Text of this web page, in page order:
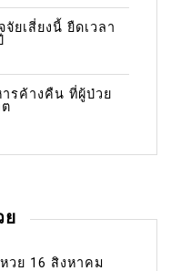
ยเสี่ยงนี้ ยืดเวลา
รค้างคืน ที่ผู้ป่วย
ย
วย 16 สิงหาคม